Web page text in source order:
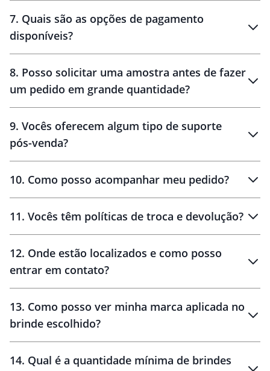
10 dias
brinde
48 horas
7. Quais são as opções de pagamento
disponíveis?
8. Posso solicitar uma amostra antes de fazer
um pedido em grande quantidade?
amostras
9. Vocês oferecem algum tipo de suporte
pós-venda?
10. Como posso acompanhar meu pedido?
11. Vocês têm políticas de troca e devolução?
30 dias
12. Onde estão localizados e como posso
entrar em contato?
13. Como posso ver minha marca aplicada no
brinde escolhido?
14. Qual é a quantidade mínima de brindes